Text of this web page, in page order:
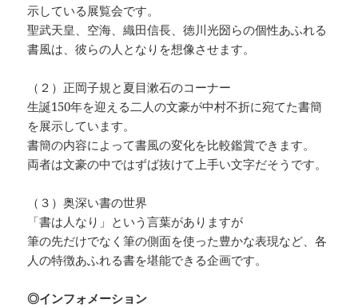
示している展覧会です。
聖武天皇、空海、織田信長、徳川光圀らの個性あふれる
書風は、彼らの人となりを想像させます。
（２）正岡子規と夏目漱石のコーナー
生誕150年を迎える二人の文豪が中村不折に宛てた書簡
を展示しています。
書簡の内容によって書風の変化を比較鑑賞できます。
両者は文豪の中ではずば抜けて上手い文字だそうです。
（３）奥深い書の世界
「書は人なり」という言葉がありますが
筆の先だけでなく筆の側面を使った豊かな表現など、各
人の特徴あふれる書を堪能できる企画です。
◎インフォメーション